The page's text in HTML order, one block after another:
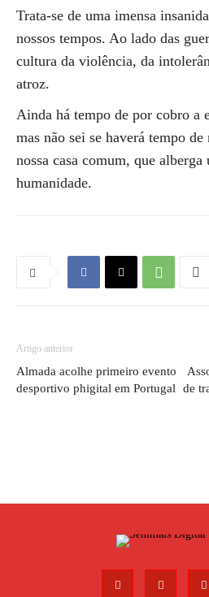
Trata-se de uma imensa
nossos tempos. Ao lado das
cultura da violência, da
atroz.
Ainda há tempo de por cobro a
mas não sei se haverá tempo
nossa casa comum, que
humanidade.
Artigo anterior
Almada acolhe primeiro evento
desportivo phigital em Portugal
de